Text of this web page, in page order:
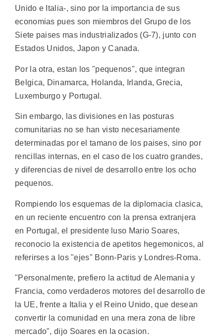
Unido e Italia-, sino por la importancia de sus
economias pues son miembros del Grupo de los
Siete paises mas industrializados (G-7), junto con
Estados Unidos, Japon y Canada.
Por la otra, estan los "pequenos", que integran
Belgica, Dinamarca, Holanda, Irlanda, Grecia,
Luxemburgo y Portugal.
Sin embargo, las divisiones en las posturas
comunitarias no se han visto necesariamente
determinadas por el tamano de los paises, sino por
rencillas internas, en el caso de los cuatro grandes,
y diferencias de nivel de desarrollo entre los ocho
pequenos.
Rompiendo los esquemas de la diplomacia clasica,
en un reciente encuentro con la prensa extranjera
en Portugal, el presidente luso Mario Soares,
reconocio la existencia de apetitos hegemonicos, al
referirses a los "ejes" Bonn-Paris y Londres-Roma.
"Personalmente, prefiero la actitud de Alemania y
Francia, como verdaderos motores del desarrollo de
la UE, frente a Italia y el Reino Unido, que desean
convertir la comunidad en una mera zona de libre
mercado", dijo Soares en la ocasion.